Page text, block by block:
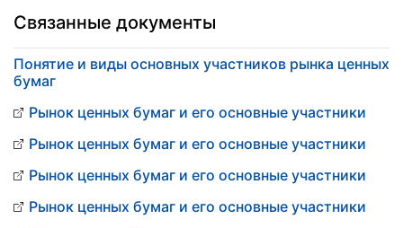
Связанные документы
Понятие и виды основных участников рынка ценных
бумаг
Рынок ценных бумаг и его основные участники
Рынок ценных бумаг и его основные участники
Рынок ценных бумаг и его основные участники
Рынок ценных бумаг и его основные участники